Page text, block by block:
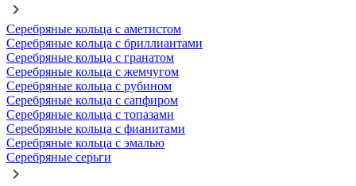
Серебряные кольца с аметистом
Серебряные кольца с бриллиантами
Серебряные кольца с гранатом
Серебряные кольца с жемчугом
Серебряные кольца с рубином
Серебряные кольца с сапфиром
Серебряные кольца с топазами
Серебряные кольца с фианитами
Серебряные кольца с эмалью
Серебряные серьги